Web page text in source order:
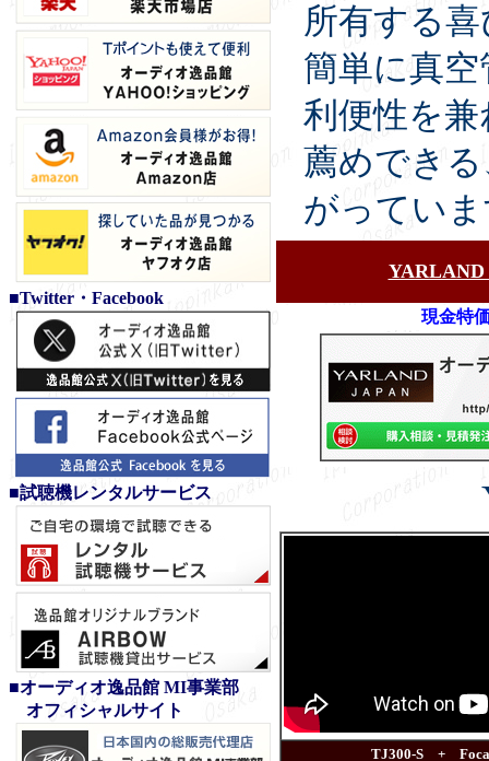
■Twitter・Facebook
■試聴機レンタルサービス
■オーディオ逸品館 MI事業部
オフィシャルサイト
所有する
簡単に真
利便性を
薦めでき
がってい
YARLAND
現金特
TJ300-S +